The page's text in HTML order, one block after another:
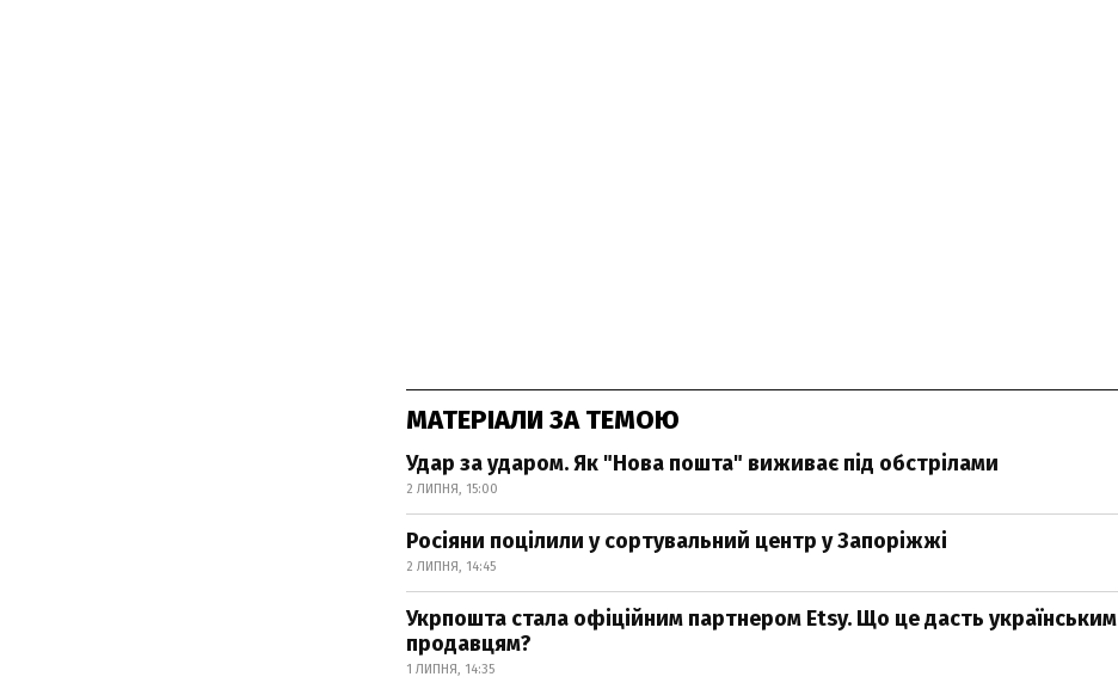
МАТЕРІАЛИ ЗА ТЕМОЮ
Удар за ударом. Як "Нова пошта" виживає під обстрілами
2 ЛИПНЯ, 15:00
Росіяни поцілили у сортувальний центр у Запоріжжі
2 ЛИПНЯ, 14:45
Укрпошта стала офіційним партнером Etsy. Що це дасть українським
продавцям?
1 ЛИПНЯ, 14:35